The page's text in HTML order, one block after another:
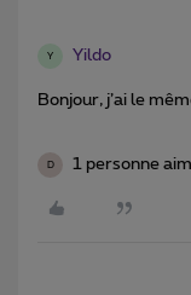
Y Yildo
Bonjour, j’ai le
D 1 personne